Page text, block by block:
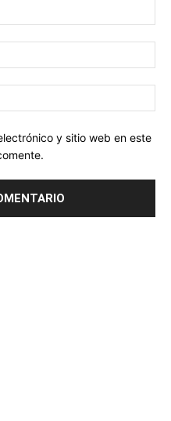
y sitio web en este